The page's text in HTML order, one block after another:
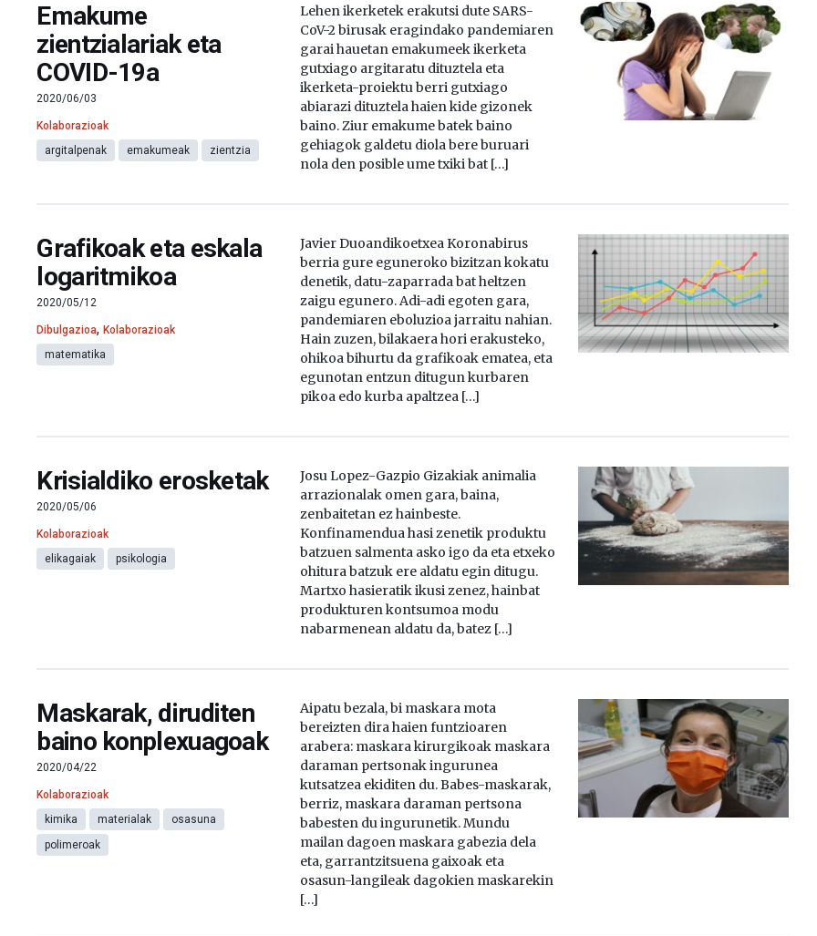
Emakume
zientzialariak eta
COVID-19a
2020/06/03
Kolaborazioak
argitalpenak
emakumeak zientzia
Lehen ikerketek erakutsi dute SARS-
CoV-2 birusak eragindako pandemiaren
garai hauetan emakumeek ikerketa
gutxiago argitaratu dituztela eta
ikerketa-proiektu berri gutxiago
abiarazi dituztela haien kide gizonek
baino. Ziur emakume batek baino
gehiagok galdetu diola bere buruari
nola den posible ume txiki bat […]
Grafikoak eta eskala
logaritmikoa
2020/05/12
Dibulgazioa,Kolaborazioak
matematika
Javier Duoandikoetxea Koronabirus
berria gure eguneroko bizitzan kokatu
denetik, datu-zaparrada bat heltzen
zaigu egunero. Adi-adi egoten gara,
pandemiaren eboluzioa jarraitu nahian.
Hain zuzen, bilakaera hori erakusteko,
ohikoa bihurtu da grafikoak ematea, eta
egunotan entzun ditugun kurbaren
pikoa edo kurba apaltzea […]
Krisialdiko erosketak
2020/05/06
Kolaborazioak
elikagaiak
psikologia
Josu Lopez-Gazpio Gizakiak animalia
arrazionalak omen gara, baina,
zenbaitetan ez hainbeste.
Konfinamendua hasi zenetik produktu
batzuen salmenta asko igo da eta etxeko
ohitura batzuk ere aldatu egin ditugu.
Martxo hasieratik ikusi zenez, hainbat
produkturen kontsumoa modu
nabarmenean aldatu da, batez […]
Maskarak, diruditen
baino konplexuagoak
2020/04/22
Kolaborazioak
kimika
materialak
osasuna
polimeroak
Aipatu bezala, bi maskara mota
bereizten dira haien funtzioaren
arabera: maskara kirurgikoak maskara
daraman pertsonak ingurunea
kutsatzea ekiditen du. Babes-maskarak,
berriz, maskara daraman pertsona
babesten du ingurunetik. Mundu
mailan dagoen maskara gabezia dela
eta, garrantzitsuena gaixoak eta
osasun-langileak dagokien maskarekin
[…]